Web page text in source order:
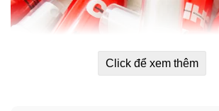
Click để xem thêm